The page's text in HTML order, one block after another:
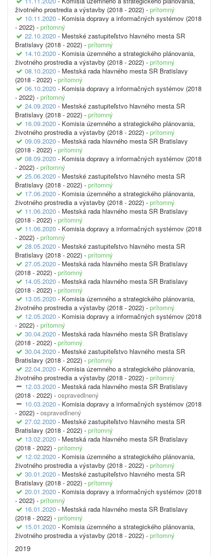
životného prostredia a výstavby (2018 - 2022) - prítomný
10.11.2020 - Komisia dopravy a informačných systémov (2018
- 2022) - prítomný
22.10.2020 - Mestské zastupiteľstvo hlavného mesta SR
Bratislavy (2018 - 2022) - prítomný
14.10.2020 - Komisia územného a strategického plánovania,
životného prostredia a výstavby (2018 - 2022) - prítomný
08.10.2020 - Mestská rada hlavného mesta SR Bratislavy
(2018 - 2022) - prítomný
06.10.2020 - Komisia dopravy a informačných systémov (2018
- 2022) - prítomný
24.09.2020 - Mestské zastupiteľstvo hlavného mesta SR
Bratislavy (2018 - 2022) - prítomný
16.09.2020 - Komisia územného a strategického plánovania,
životného prostredia a výstavby (2018 - 2022) - prítomný
09.09.2020 - Mestská rada hlavného mesta SR Bratislavy
(2018 - 2022) - prítomný
08.09.2020 - Komisia dopravy a informačných systémov (2018
- 2022) - prítomný
25.06.2020 - Mestské zastupiteľstvo hlavného mesta SR
Bratislavy (2018 - 2022) - prítomný
17.06.2020 - Komisia územného a strategického plánovania,
životného prostredia a výstavby (2018 - 2022) - prítomný
11.06.2020 - Mestská rada hlavného mesta SR Bratislavy
(2018 - 2022) - prítomný
11.06.2020 - Komisia dopravy a informačných systémov (2018
- 2022) - prítomný
28.05.2020 - Mestské zastupiteľstvo hlavného mesta SR
Bratislavy (2018 - 2022) - prítomný
27.05.2020 - Mestská rada hlavného mesta SR Bratislavy
(2018 - 2022) - prítomný
14.05.2020 - Mestská rada hlavného mesta SR Bratislavy
(2018 - 2022) - prítomný
13.05.2020 - Komisia územného a strategického plánovania,
životného prostredia a výstavby (2018 - 2022) - prítomný
12.05.2020 - Komisia dopravy a informačných systémov (2018
- 2022) - prítomný
30.04.2020 - Mestská rada hlavného mesta SR Bratislavy
(2018 - 2022) - prítomný
30.04.2020 - Mestské zastupiteľstvo hlavného mesta SR
Bratislavy (2018 - 2022) - prítomný
22.04.2020 - Komisia územného a strategického plánovania,
životného prostredia a výstavby (2018 - 2022) - prítomný
12.03.2020 - Mestská rada hlavného mesta SR Bratislavy
(2018 - 2022) - ospravedlnený
10.03.2020 - Komisia dopravy a informačných systémov (2018
- 2022) - ospravedlnený
27.02.2020 - Mestské zastupiteľstvo hlavného mesta SR
Bratislavy (2018 - 2022) - prítomný
13.02.2020 - Mestská rada hlavného mesta SR Bratislavy
(2018 - 2022) - prítomný
12.02.2020 - Komisia územného a strategického plánovania,
životného prostredia a výstavby (2018 - 2022) - prítomný
30.01.2020 - Mestské zastupiteľstvo hlavného mesta SR
Bratislavy (2018 - 2022) - prítomný
20.01.2020 - Komisia dopravy a informačných systémov (2018
- 2022) - prítomný
16.01.2020 - Mestská rada hlavného mesta SR Bratislavy
(2018 - 2022) - prítomný
15.01.2020 - Komisia územného a strategického plánovania,
životného prostredia a výstavby (2018 - 2022) - prítomný
2019